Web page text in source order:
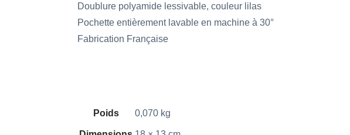
Doublure polyamide lessivable, couleur lilas
Pochette entièrement lavable en machine à 30°
Fabrication Française
Poids 0,070 kg